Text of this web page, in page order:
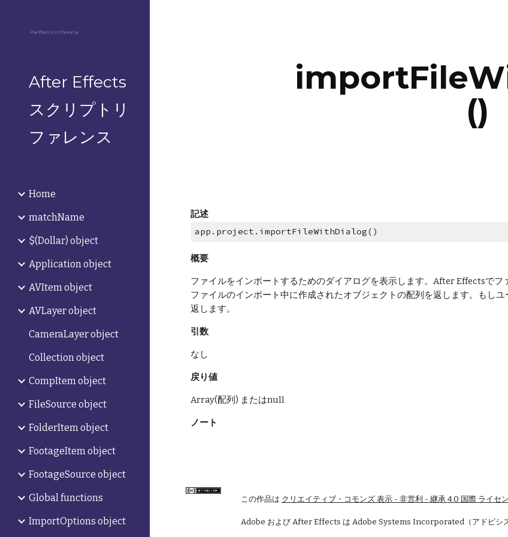
After Effects
スクリプトリ
ファレンス
Home
matchName
$(Dollar) object
Application object
AVItem object
AVLayer object
CameraLayer object
Collection object
CompItem object
FileSource object
FolderItem object
FootageItem object
FootageSource object
Global functions
ImportOptions object
()
記述
app.project.importFileWithDialog()
概要
ファイルをインポートするためのダイアログを表示します。After Effectsで
ファイルのインポート中に作成されたオブジェクトの配列を返します。もし
返します。
引数
なし
戻り値
Array(配列) またはnull
ノート
この作品は クリエイティブ・コモンズ 表示 - 非営利 - 継承 4.0 国際 ライセ
Adobe および After Effects は Adobe Systems Incorporated（アドビシス